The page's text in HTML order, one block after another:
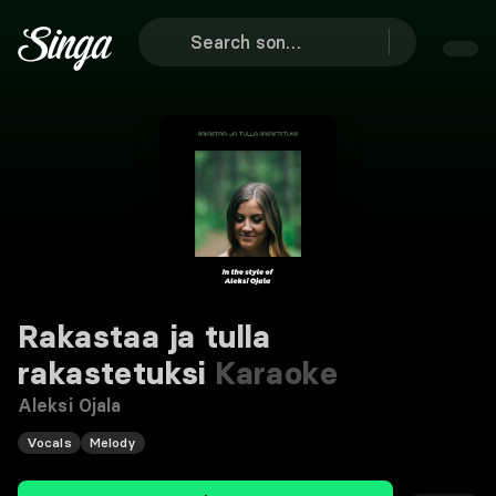
Rakastaa ja tulla
rakastetuksi Karaoke
Aleksi Ojala
Vocals Melody